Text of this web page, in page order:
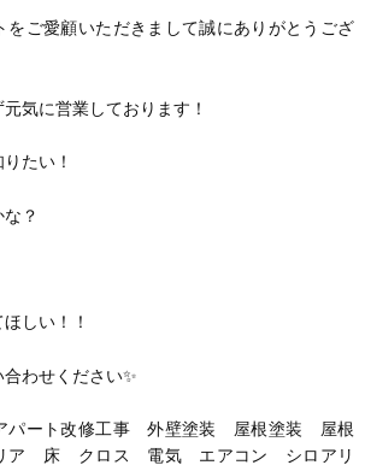
をご愛顧いただきまして誠にありがとうござ
気に営業しております！
たい！
？
しい！！
わせください✨
ート改修工事 外壁塗装 屋根塗装 屋根
ア 床 クロス 電気 エアコン シロアリ